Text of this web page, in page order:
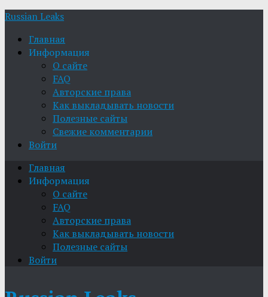
Russian Leaks
Главная
Информация
О сайте
FAQ
Авторские права
Как выкладывать новости
Полезные сайты
Свежие комментарии
Войти
Главная
Информация
О сайте
FAQ
Авторские права
Как выкладывать новости
Полезные сайты
Войти